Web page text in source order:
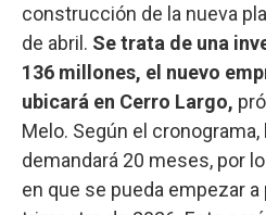
construcción de la nueva
de abril. Se trata de una
136 millones, el nuevo
ubicará en Cerro Largo,
Melo. Según el
demandará 20 meses, por
en que se pueda empezar